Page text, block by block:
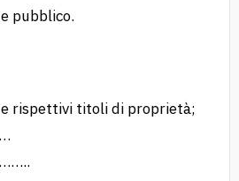
pubblico.
rispettivi titoli di proprietà;